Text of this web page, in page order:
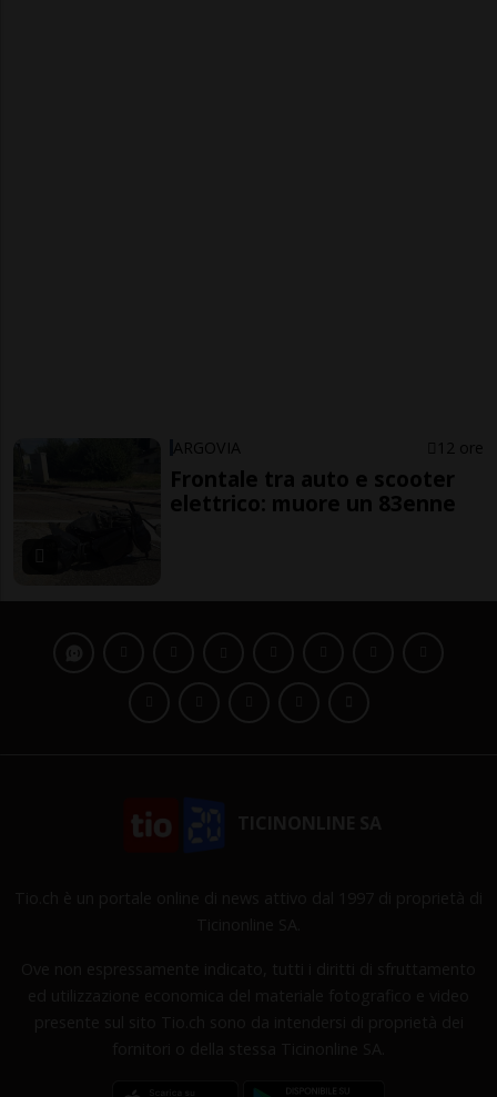
ARGOVIA 12 ore
Frontale tra auto e scooter
elettrico: muore un 83enne